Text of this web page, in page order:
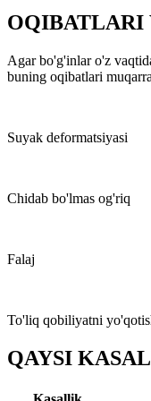
OQIBATLARI
Agar bo'g'inlar o'z
buning oqibatlari
Suyak deformatsiyasi
Chidab bo'lmas og'riq
Falaj
To'liq qobiliyatni
QAYSI